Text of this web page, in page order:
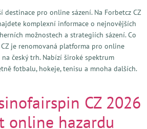
destinace pro online sázení. Na Forbetcz CZ
komplexní informace o nejnovějších
možnostech a strategiích sázení. Co
CZ je renomovaná platforma pro online
český trh. Nabízí široké spektrum
fotbalu, hokeje, tenisu a mnoha dalších.
CZ 2026
online hazardu